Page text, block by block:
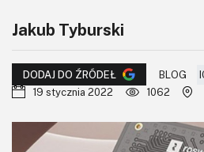
Dla Ciebie
KITy AVT
Newsletter
Jakub Tyburski
DODAJ DO ŹRÓDEŁ BLOG
19 stycznia 2022
1062